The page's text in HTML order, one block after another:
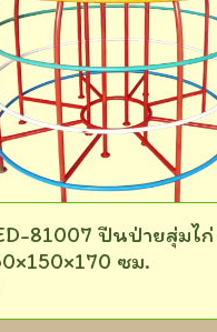
81007 ปีนป่ายสุ่มไก่
ซม.